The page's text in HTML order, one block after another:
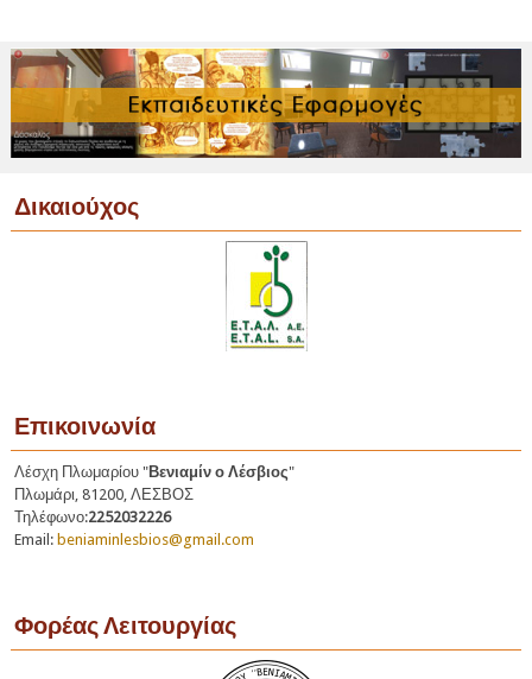
Δικαιούχος
Επικοινωνία
Λέσχη Πλωμαρίου "Βενιαμίν ο Λέσβιος"
Πλωμάρι, 81200, ΛΕΣΒΟΣ
Τηλέφωνο:2252032226
Email: beniaminlesbios@gmail.com
Φορέας Λειτουργίας